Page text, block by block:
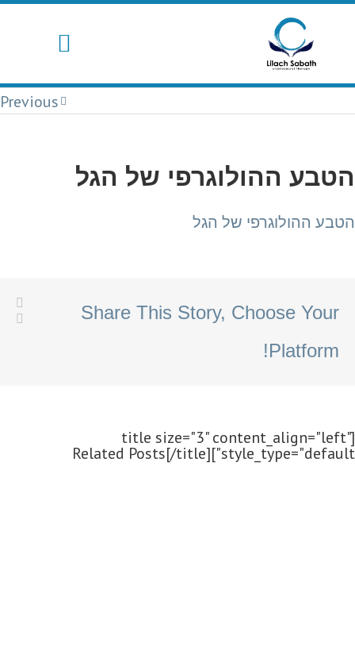
Previous
הטבע ההולוגרפי של הגל
הטבע ההולוגרפי של הגל
Share This Story, Choose Your
Platform!
[title size="3" content_align="left"
style_type="default"]Related Posts[/title]